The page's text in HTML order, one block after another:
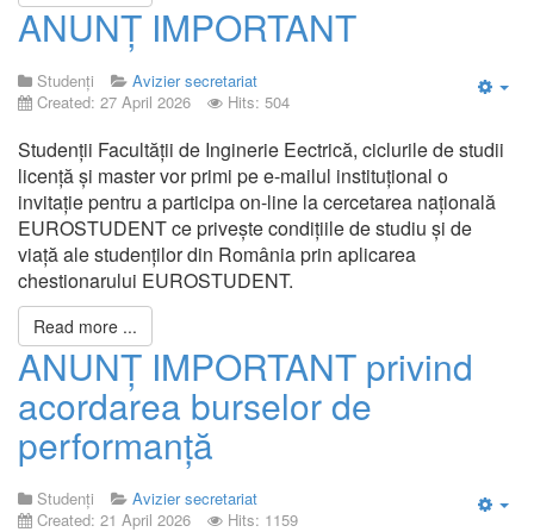
ANUNȚ IMPORTANT
Studenți
Avizier secretariat
Created: 27 April 2026
Hits: 504
Studenții Facultății de Inginerie Eectrică, ciclurile de studii
licență și master vor primi pe e-mailul instituțional o
invitație pentru a participa on-line la cercetarea națională
EUROSTUDENT ce privește condițiile de studiu și de
viață ale studenților din România prin aplicarea
chestionarului EUROSTUDENT.
Read more ...
ANUNȚ IMPORTANT privind
acordarea burselor de
performanță
Studenți
Avizier secretariat
Created: 21 April 2026
Hits: 1159